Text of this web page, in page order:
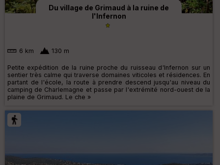
Du village de Grimaud à la ruine de
l'Infernon
6 km 130 m
Petite expédition de la ruine proche du ruisseau d'Infernon sur un
sentier très calme qui traverse domaines viticoles et résidences. En
partant de l'école, la route à prendre descend jusqu'au niveau du
camping de Charlemagne et passe par l'extrémité nord-ouest de la
plaine de Grimaud. Le che »